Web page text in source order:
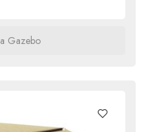
Gazebo